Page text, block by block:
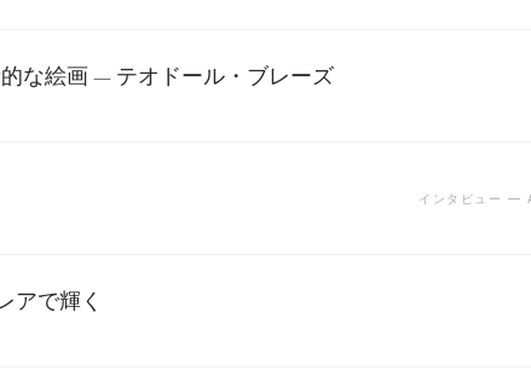
な絵画 — テオドール・ブレーズ
インタビュー —
アで輝く